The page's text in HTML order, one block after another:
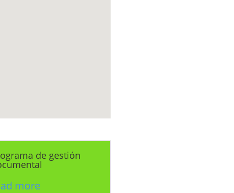
de gestión
more